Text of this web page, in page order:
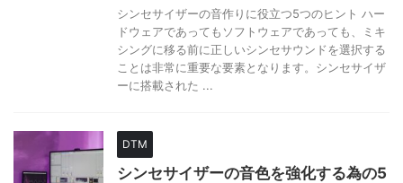
シンセサイザーの音作りに役立つ5つのヒント ハー
ドウェアであってもソフトウェアであっても、ミキ
シングに移る前に正しいシンセサウンドを選択する
ことは非常に重要な要素となります。シンセサイザ
ーに搭載された ...
DTM
シンセサイザーの音色を強化する為の5